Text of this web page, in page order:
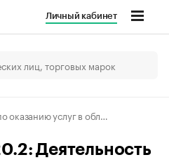
Личный кабинет
Деятельность по оказанию услуг в области бухгалтерского учета, по проведению финансового аудита, по налоговому консультированию
Деятельность